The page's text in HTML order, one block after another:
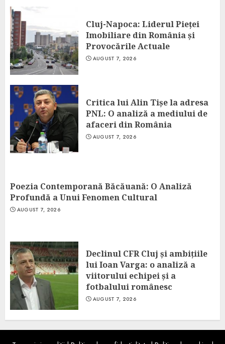
Cluj-Napoca: Liderul Pieței
Imobiliare din România și
Provocările Actuale
AUGUST 7, 2026
Critica lui Alin Tișe la adresa
PNL: O analiză a mediului de
afaceri din România
AUGUST 7, 2026
Poezia Contemporană Băcăuană: O Analiză
Profundă a Unui Fenomen Cultural
AUGUST 7, 2026
Declinul CFR Cluj și ambițiile
lui Ioan Varga: o analiză a
viitorului echipei și a
fotbalului românesc
AUGUST 7, 2026